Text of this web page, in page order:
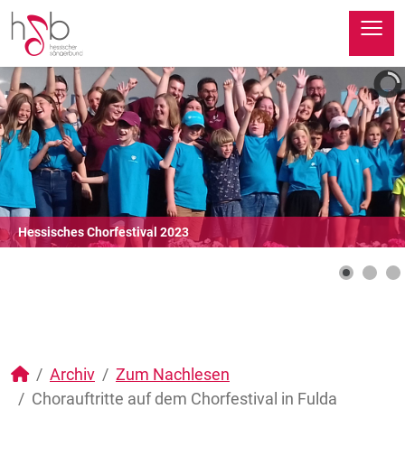
Hessisches Chorfestival 2023
Archiv
Zum Nachlesen
Chorauftritte auf dem Chorfestival in Fulda
≡